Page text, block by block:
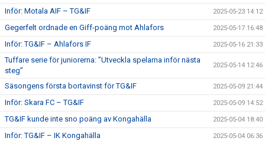
Inför: Motala AIF – TG&IF 2025-05-23 14:12
Gegerfelt ordnade en Giff-poäng mot Ahlafors 2025-05-17 16:48
Inför: TG&IF – Ahlafors IF 2025-05-16 21:33
Tuffare serie för juniorerna: ”Utveckla spelarna inför nästa
steg”
2025-05-14 12:46
Säsongens första bortavinst för TG&IF 2025-05-09 21:44
Inför: Skara FC – TG&IF 2025-05-09 14:52
TG&IF kunde inte sno poäng av Kongahälla 2025-05-04 18:40
Inför: TG&IF – IK Kongahälla 2025-05-04 06:36